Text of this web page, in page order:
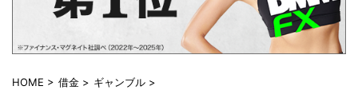
HOME > 借金 > ギャンブル >